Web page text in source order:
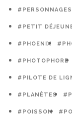
#PETIT
#PHOENIX
#PHOTOPHORE
#PILOTE DE
#PLANÈTES
#POISSON